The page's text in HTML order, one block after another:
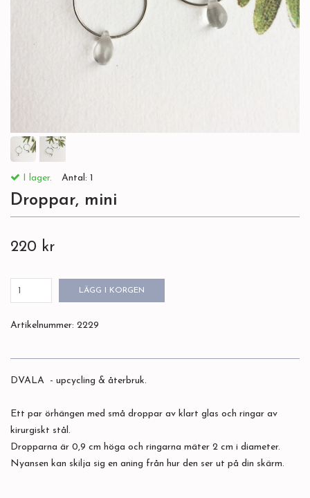
I lager. Antal: 1
Droppar, mini
220 kr
LÄGG I KORGEN
Artikelnummer: 2229
DVALA - upcycling & återbruk.
Ett par örhängen med små droppar av klart glas och ringar av
kirurgiskt stål.
Dropparna är 0,9 cm höga och ringarna mäter 2 cm i diameter.
Nyansen kan skilja sig en aning från hur den ser ut på din skärm.